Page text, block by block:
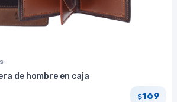
de hombre en caja
$169